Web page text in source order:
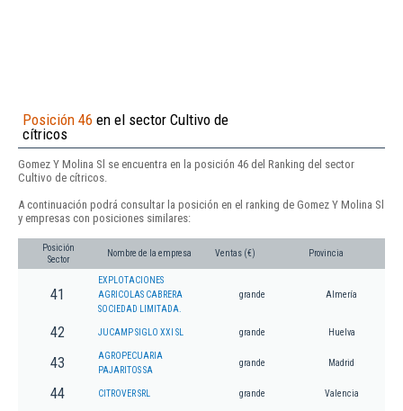
Posición 46 en el sector Cultivo de
cítricos
Gomez Y Molina Sl se encuentra en la posición 46 del Ranking del sector
Cultivo de cítricos.
A continuación podrá consultar la posición en el ranking de Gomez Y Molina Sl
y empresas con posiciones similares:
Posición
Sector
Nombre de la empresa Ventas (€) Provincia
41
EXPLOTACIONES
AGRICOLAS CABRERA
SOCIEDAD LIMITADA.
grande Almería
42 JUCAMP SIGLO XXI SL grande Huelva
43
AGROPECUARIA
PAJARITOS SA
grande Madrid
44 CITROVER SRL grande Valencia